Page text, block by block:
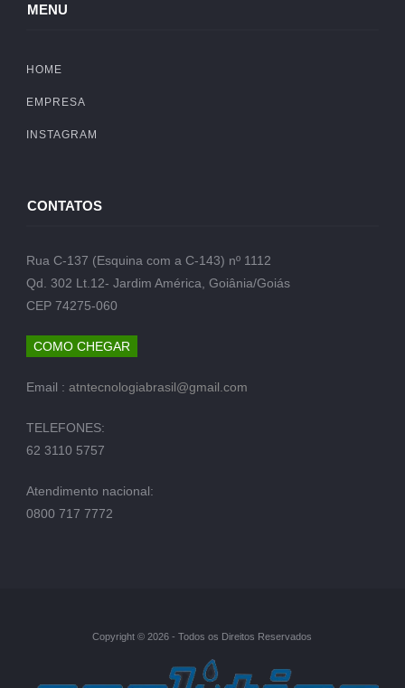
MENU
HOME
EMPRESA
INSTAGRAM
CONTATOS
Rua C-137 (Esquina com a C-143) nº 1112
Qd. 302 Lt.12- Jardim América, Goiânia/Goiás
CEP 74275-060
COMO CHEGAR
Email : atntecnologiabrasil@gmail.com
TELEFONES:
62 3110 5757
Atendimento nacional:
0800 717 7772
Copyright © 2026 - Todos os Direitos Reservados